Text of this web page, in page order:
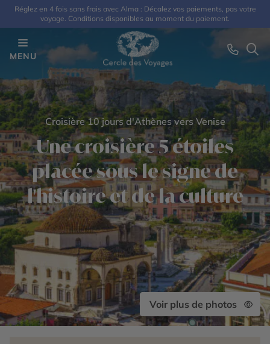
Réglez en 4 fois sans frais avec Alma : Décalez vos paiements, pas votre
voyage. Conditions disponibles au moment du paiement.
MENU
Croisière 10 jours d'Athènes vers Venise
Une croisière 5 étoiles
placée sous le signe de
l'histoire et de la culture
Voir plus de photos